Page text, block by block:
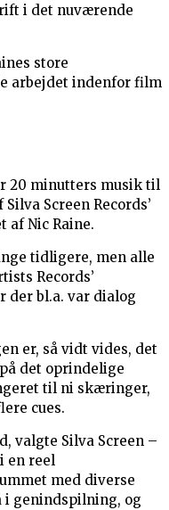
i det nuværende
store
arbejdet indenfor film
20 minutters musik til
Screen Records’
af Nic Raine.
tidligere, men alle
Records’
der bl.a. var dialog
er, så vidt vides, det
det oprindelige
til ni skæringer,
cues.
valgte Silva Screen –
en reel
med diverse
i genindspilning, og